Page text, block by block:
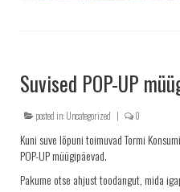
Suvised POP-UP
posted in:Uncategorized | 0
Kuni suve lõpuni toimuvad Tormi
POP-UP müügipäevad.
Pakume otse ahjust toodangut, mida